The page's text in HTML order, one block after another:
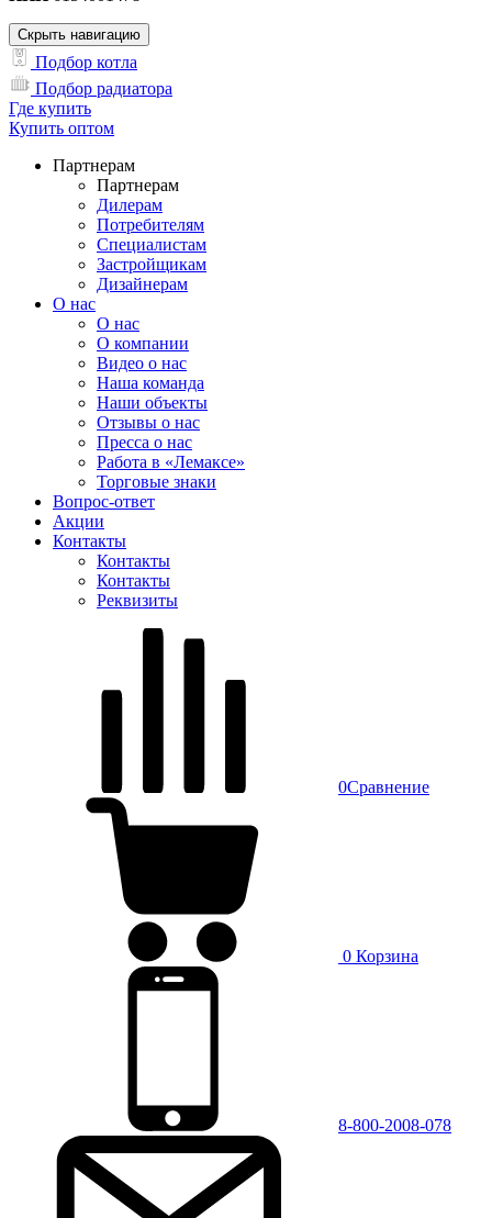
Скрыть навигацию
Подбор котла
Подбор радиатора
Где купить
Купить оптом
Партнерам
Партнерам
Дилерам
Потребителям
Специалистам
Застройщикам
Дизайнерам
О нас
О нас
О компании
Видео о нас
Наша команда
Наши объекты
Отзывы о нас
Пресса о нас
Работа в «Лемаксе»
Торговые знаки
Вопрос-ответ
Акции
Контакты
Контакты
Контакты
Реквизиты
0Сравнение
0 Корзина
8-800-2008-078